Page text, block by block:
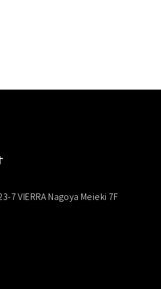
7 VIERRA Nagoya Meieki 7F